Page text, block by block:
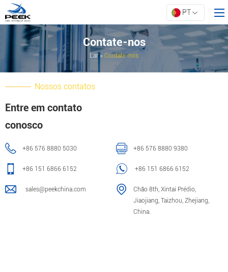
Contate-nos
PT
Contate-nos
Lar > Contate-nos
Nossos contatos
Entre em contato
conosco
+86 576 8880 5030 +86 576 8880 9380
+86 151 6866 6152 +86 151 6866 6152
sales@peekchina.com
Chão 8th, Xintai Prédio,
Jiaojiang, Taizhou, Zhejiang,
China.